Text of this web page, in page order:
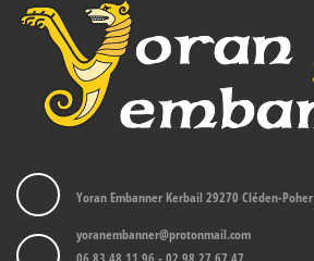
Yoran Embanner Kerbail 29270 Cléden-Poher
yoranembanner@protonmail.com